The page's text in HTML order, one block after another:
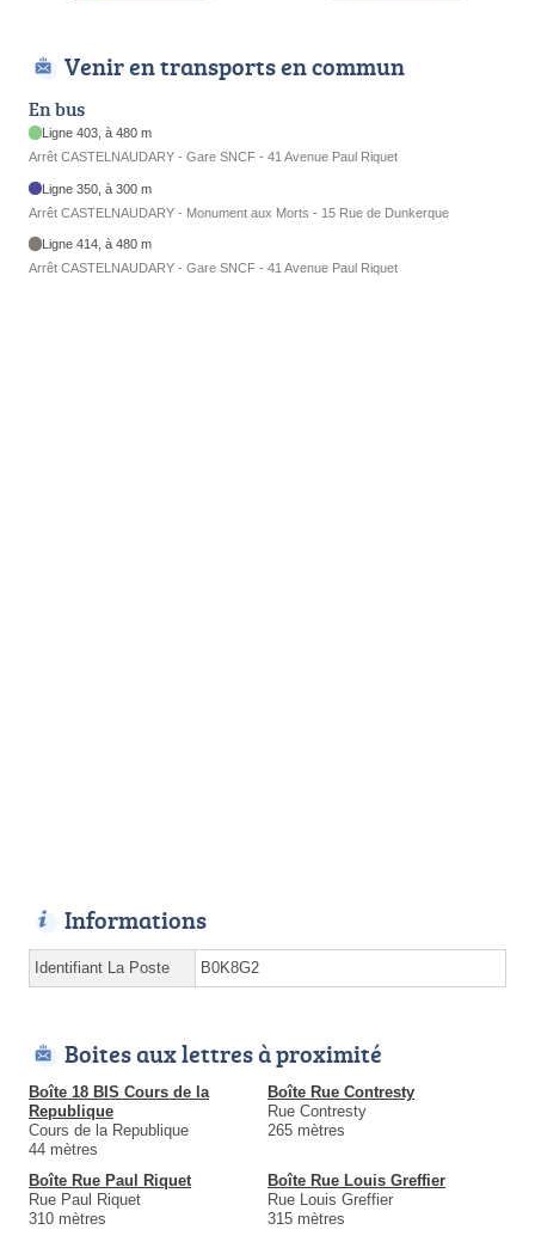
Venir en transports en commun
En bus
Ligne 403, à 480 m
Arrêt CASTELNAUDARY - Gare SNCF - 41 Avenue Paul Riquet
Ligne 350, à 300 m
Arrêt CASTELNAUDARY - Monument aux Morts - 15 Rue de Dunkerque
Ligne 414, à 480 m
Arrêt CASTELNAUDARY - Gare SNCF - 41 Avenue Paul Riquet
Informations
Identifiant La Poste B0K8G2
Boites aux lettres à proximité
Boîte 18 BIS Cours de la
Republique
Cours de la Republique
44 mètres
Boîte Rue Contresty
Rue Contresty
265 mètres
Boîte Rue Paul Riquet
Rue Paul Riquet
310 mètres
Boîte Rue Louis Greffier
Rue Louis Greffier
315 mètres